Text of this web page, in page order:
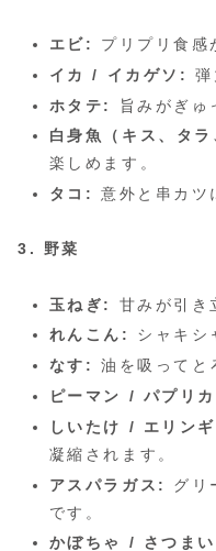
エビ:
プリプリ食感
イカ / イカゲソ:
弾
ホタテ:
旨みがぎゅ
白身魚（キス、タ
楽しめます。
タコ:
意外と串カツ
3. 野菜
玉ねぎ:
甘みが引き
れんこん:
シャキシ
なす:
油を吸ってと
ピーマン / パプリ
しいたけ / エリン
凝縮されます。
アスパラガス:
グリ
です。
かぼちゃ / さつま